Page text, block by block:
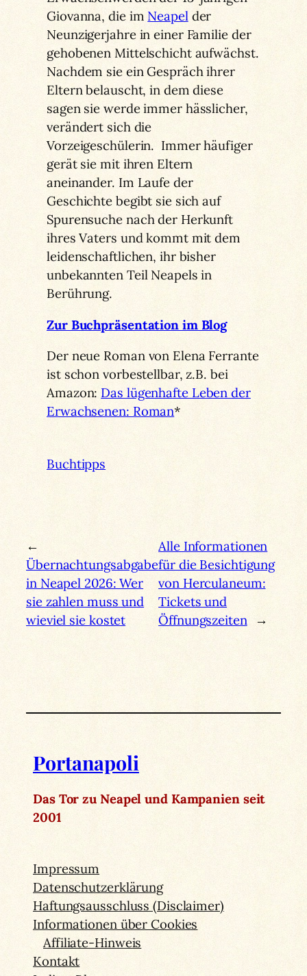
Giovanna, die im Neapelder
Neunzigerjahre in einer Familie der
gehobenen Mittelschicht aufwächst.
Nachdem sie ein Gespräch ihrer
Eltern belauscht, in dem diese
sagen sie werde immer hässlicher,
verändert sich die
Vorzeigeschülerin. Immer häufiger
gerät sie mit ihren Eltern
aneinander. Im Laufe der
Geschichte begibt sie sich auf
Spurensuche nach der Herkunft
ihres Vaters und kommt mit dem
leidenschaftlichen, ihr bisher
unbekannten Teil Neapels in
Berührung.
Zur Buchpräsentation im Blog
Der neue Roman von Elena Ferrante
ist schon vorbestellbar, z.B. bei
Amazon: Das lügenhafte Leben der
Erwachsenen: Roman*
Buchtipps
←
Übernachtungsabgabe
in Neapel 2026: Wer
sie zahlen muss und
wieviel sie kostet
Alle Informationen
für die Besichtigung
von Herculaneum:
Tickets und
Öffnungszeiten
→
Portanapoli
Das Tor zu Neapel und Kampanien seit
2001
Impressum
Datenschutzerklärung
Haftungsausschluss (Disclaimer)
Informationen über Cookies
Affiliate-Hinweis
Kontakt